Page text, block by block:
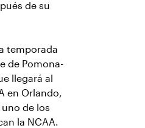
de su
temporada
de Pomona-
llegará al
en Orlando,
de los
la NCAA.